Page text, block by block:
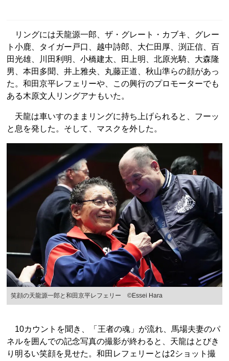
リングには天龍源一郎、ザ・グレート・カブキ、グレー
ト小鹿、タイガー戸口、越中詩郎、大仁田厚、渕正信、百
田光雄、川田利明、小橋建太、田上明、北原光騎、大森隆
男、本田多聞、井上雅央、丸藤正道、秋山準らの顔があっ
た。和田京平レフェリーや、この興行のプロモーターでも
ある木原文人リングアナもいた。
天龍は車いすのままリングに持ち上げられると、フーッ
と息を発した。そして、マスクを外した。
笑顔の天龍源一郎と和田京平レフェリー ©Essei Hara
10カウントを聞き、「王者の魂」が流れ、馬場夫妻のパ
ネルを囲んでの記念写真の撮影が終わると、天龍はとびき
り明るい笑顔を見せた。和田レフェリーとは2ショット撮